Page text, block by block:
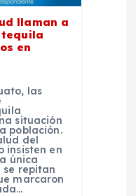
llaman a
en
las
situación
población.
del
insisten en
única
repitan
marcaron